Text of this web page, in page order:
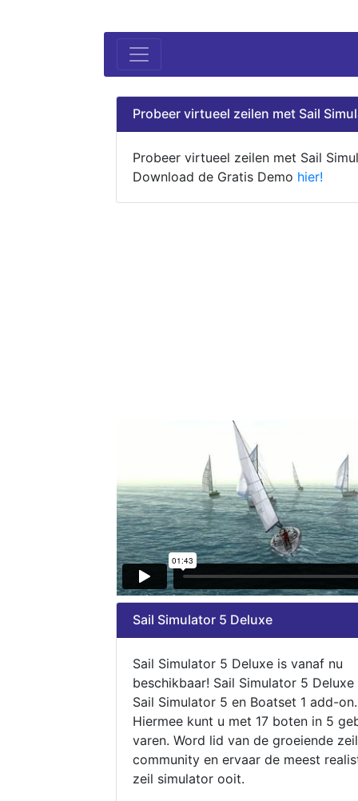
Probeer virtueel zeilen met Sail
Probeer virtueel zeilen met Sail
Download de Gratis Demo hier!
Sail Simulator 5 Deluxe
Sail Simulator 5 Deluxe is vanaf nu
beschikbaar! Sail Simulator 5
Sail Simulator 5 en Boatset 1 add-on.
Hiermee kunt u met 17 boten in 5
varen. Word lid van de groeiende zeil
community en ervaar de meest
zeil simulator ooit.